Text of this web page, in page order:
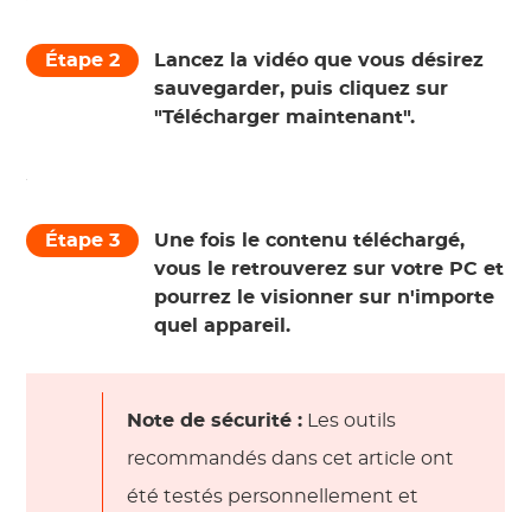
Étape 2
Lancez la vidéo que vous désirez
sauvegarder, puis cliquez sur
"Télécharger maintenant".
Étape 3
Une fois le contenu téléchargé,
vous le retrouverez sur votre PC et
pourrez le visionner sur n'importe
quel appareil.
Note de sécurité : Les outils
recommandés dans cet article ont
été testés personnellement et